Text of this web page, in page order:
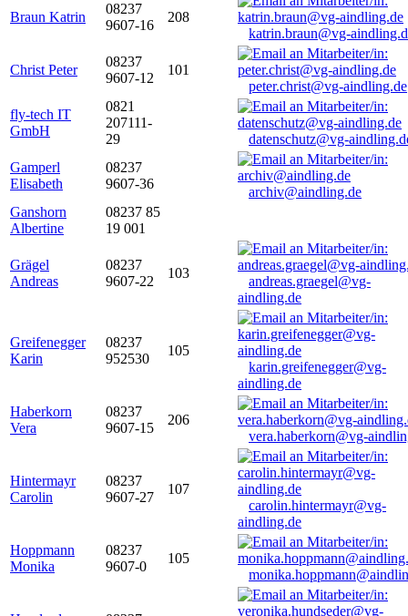
Braun Katrin
08237
9607-16
208
katrin.braun@vg-
Christ Peter
08237
9607-12
101
peter.christ@vg-aindling.de
fly-tech IT
GmbH
0821
207111-
29
datenschutz@vg-
Gamperl
Elisabeth
08237
9607-36
archiv@aindling.de
Ganshorn
Albertine
08237 85
19 001
Grägel
Andreas
08237
9607-22
103
andreas.graegel@vg-
aindling.de
Greifenegger
Karin
08237
952530
105
karin.greifenegger@vg-
aindling.de
Haberkorn
Vera
08237
9607-15
206
vera.haberkorn@vg-
Hintermayr
Carolin
08237
9607-27
107
carolin.hintermayr@vg-
aindling.de
Hoppmann
Monika
08237
9607-0
105